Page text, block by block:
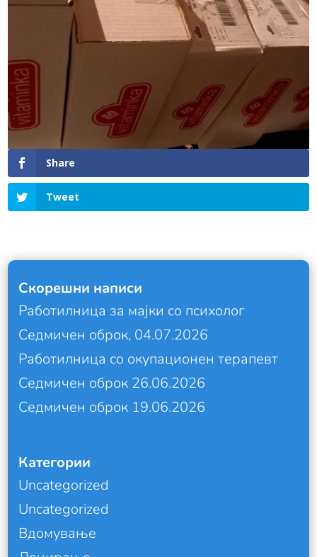
Share
Tweet
Скорешни написи
Работилница за мајки со психолог
Седмичен оброк, 04.07.2026
Работилница со окупационен терапевт
Седмичен оброк 26.06.2026
Седмичен оброк 19.06.2026
Категории
Uncategorized
Uncategorized
Вдомување